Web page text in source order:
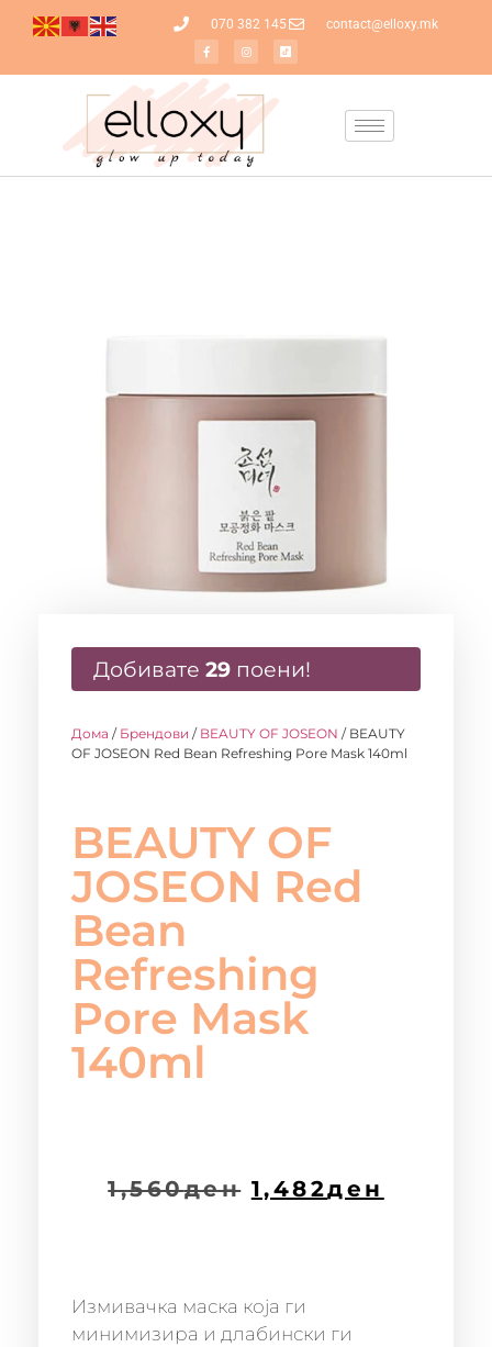
070 382 145 contact@elloxy.mk
Добивате 29 поени!
Дома / Брендови / BEAUTY OF JOSEON / BEAUTY
OF JOSEON Red Bean Refreshing Pore Mask 140ml
BEAUTY OF
JOSEON Red
Bean
Refreshing
Pore Mask
140ml
1,560ден 1,482ден
Измивачка маска која ги
минимизира и длабински ги